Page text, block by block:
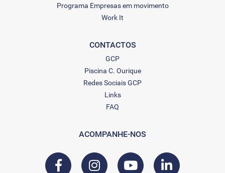
Programa Empresas em movimento
Work It
CONTACTOS
GCP
Piscina C. Ourique
Redes Sociais GCP
Links
FAQ
ACOMPANHE-NOS